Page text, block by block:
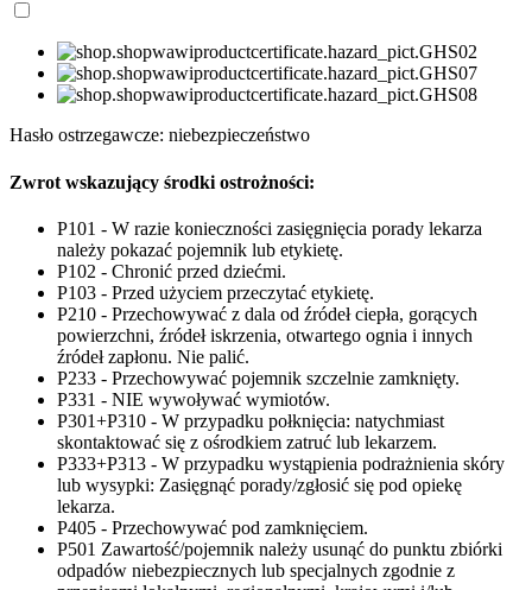
Hasło ostrzegawcze: niebezpieczeństwo
Zwrot wskazujący środki ostrożności:
P101 - W razie konieczności zasięgnięcia porady lekarza
należy pokazać pojemnik lub etykietę.
P102 - Chronić przed dziećmi.
P103 - Przed użyciem przeczytać etykietę.
P210 - Przechowywać z dala od źródeł ciepła, gorących
powierzchni, źródeł iskrzenia, otwartego ognia i innych
źródeł zapłonu. Nie palić.
P233 - Przechowywać pojemnik szczelnie zamknięty.
P331 - NIE wywoływać wymiotów.
P301+P310 - W przypadku połknięcia: natychmiast
skontaktować się z ośrodkiem zatruć lub lekarzem.
P333+P313 - W przypadku wystąpienia podrażnienia skóry
lub wysypki: Zasięgnąć porady/zgłosić się pod opiekę
lekarza.
P405 - Przechowywać pod zamknięciem.
P501 Zawartość/pojemnik należy usunąć do punktu zbiórki
odpadów niebezpiecznych lub specjalnych zgodnie z